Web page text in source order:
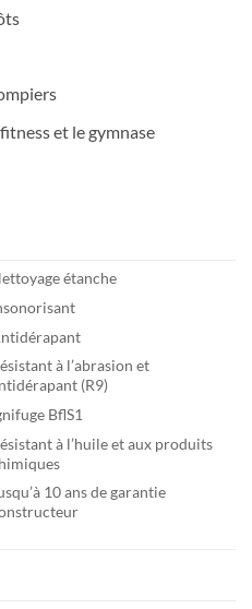
et le gymnase
étanche
à l’abrasion et
(R9)
BflS1
à l’huile et aux produits
10 ans de garantie